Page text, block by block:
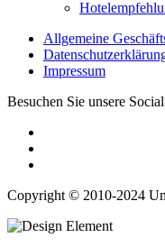
Allgemeine
Impressum
Besuchen Sie unsere
Copyright © 2010-2024